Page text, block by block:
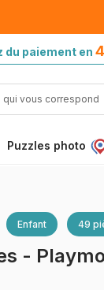
paiement en
Puzzles photo
Enfant 49
-